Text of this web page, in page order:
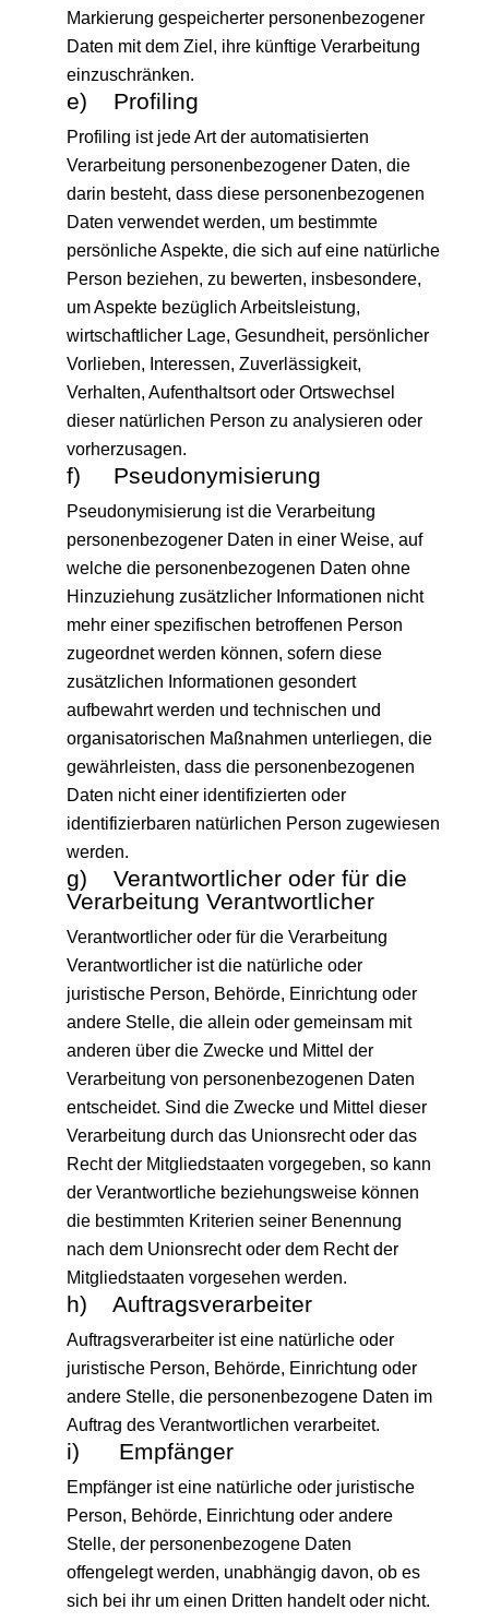
Markierung gespeicherter personenbezogener
Daten mit dem Ziel, ihre künftige Verarbeitung
einzuschränken.
e) Profiling
Profiling ist jede Art der automatisierten
Verarbeitung personenbezogener Daten, die
darin besteht, dass diese personenbezogenen
Daten verwendet werden, um bestimmte
persönliche Aspekte, die sich auf eine natürliche
Person beziehen, zu bewerten, insbesondere,
um Aspekte bezüglich Arbeitsleistung,
wirtschaftlicher Lage, Gesundheit, persönlicher
Vorlieben, Interessen, Zuverlässigkeit,
Verhalten, Aufenthaltsort oder Ortswechsel
dieser natürlichen Person zu analysieren oder
vorherzusagen.
f) Pseudonymisierung
Pseudonymisierung ist die Verarbeitung
personenbezogener Daten in einer Weise, auf
welche die personenbezogenen Daten ohne
Hinzuziehung zusätzlicher Informationen nicht
mehr einer spezifischen betroffenen Person
zugeordnet werden können, sofern diese
zusätzlichen Informationen gesondert
aufbewahrt werden und technischen und
organisatorischen Maßnahmen unterliegen, die
gewährleisten, dass die personenbezogenen
Daten nicht einer identifizierten oder
identifizierbaren natürlichen Person zugewiesen
werden.
g) Verantwortlicher oder für die
Verarbeitung Verantwortlicher
Verantwortlicher oder für die Verarbeitung
Verantwortlicher ist die natürliche oder
juristische Person, Behörde, Einrichtung oder
andere Stelle, die allein oder gemeinsam mit
anderen über die Zwecke und Mittel der
Verarbeitung von personenbezogenen Daten
entscheidet. Sind die Zwecke und Mittel dieser
Verarbeitung durch das Unionsrecht oder das
Recht der Mitgliedstaaten vorgegeben, so kann
der Verantwortliche beziehungsweise können
die bestimmten Kriterien seiner Benennung
nach dem Unionsrecht oder dem Recht der
Mitgliedstaaten vorgesehen werden.
h) Auftragsverarbeiter
Auftragsverarbeiter ist eine natürliche oder
juristische Person, Behörde, Einrichtung oder
andere Stelle, die personenbezogene Daten im
Auftrag des Verantwortlichen verarbeitet.
i) Empfänger
Empfänger ist eine natürliche oder juristische
Person, Behörde, Einrichtung oder andere
Stelle, der personenbezogene Daten
offengelegt werden, unabhängig davon, ob es
sich bei ihr um einen Dritten handelt oder nicht.